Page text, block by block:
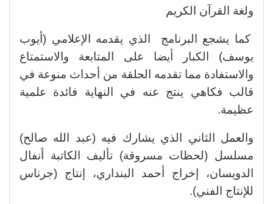
ولغة القرآن الكريم
كما يشجع البرنامج الذي يقدمه الإعلامي (أيوب
يوسف) الكبار أيضا على المتابعة والاستمتاع
والاستفادة مما تقدمه الحلقة من أحداث منوعة في
قالب فكاهي ينتج عنه في النهاية فائدة علمية
عظيمة.
والعمل الثاني الذي يشارك فيه (عبد الله صالح)
مسلسل (لحظات مسروقة) تأليف الكاتبة أنفال
الدويسان، إخراج أحمد البنداري، إنتاج (جرناس
للإنتاج الفني).